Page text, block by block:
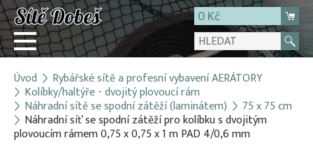
0 Kč
Přihlásit
Registrace
E-shop
Úvod Rybářské sítě a profesní vybavení AERÁTORY
Kolíbky/haltýře - dvojitý plovoucí rám
Náhradní sítě se spodní zátěží (laminátem) 75 x 75 cm
Náhradní síť se spodní zátěží pro kolíbku s dvojitým
plovoucím rámem 0,75 x 0,75 x 1 m PAD 4/0,6 mm